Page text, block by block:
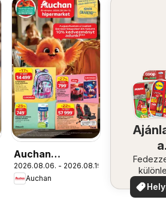
Auchan
Iskolakezdés
ajánlatok
2026.08.06. - 2026.08.19.
Auchan
a